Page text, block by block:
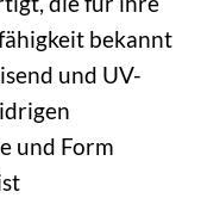
bekannt
und UV-
und Form